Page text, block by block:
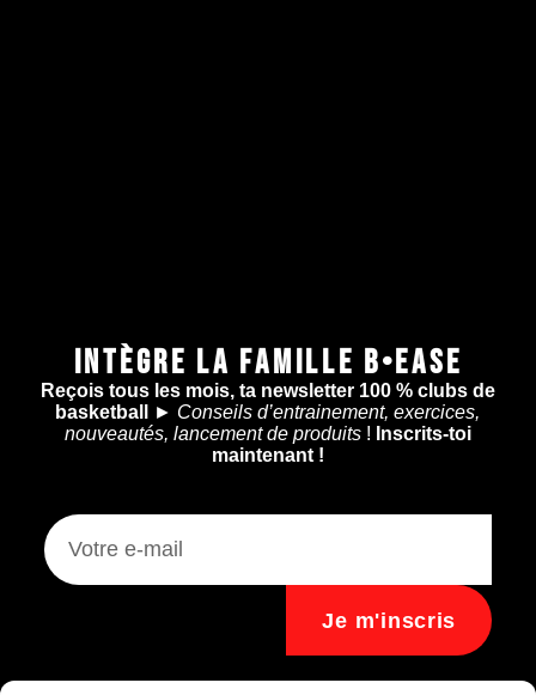
INTÈGRE LA FAMILLE B•EASE
Reçois tous les mois, ta newsletter 100 % clubs de
basketball
► Conseils d’entrainement, exercices,
nouveautés, lancement de produits! Inscrits-toi
maintenant !
Je m'inscris